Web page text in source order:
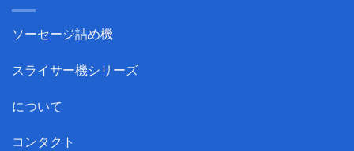
ソーセージ詰め機
スライサー機シリーズ
について
コンタクト